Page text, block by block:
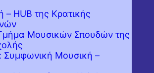
– HUB της Κρατικής
Μουσικών Σπουδών της
Συμφωνική Μουσική –